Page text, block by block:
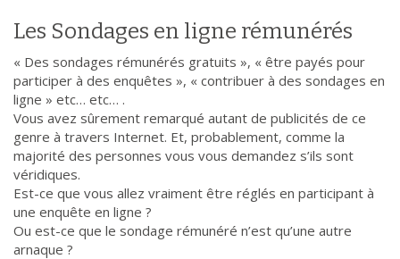
Les Sondages en ligne rémunérés
« Des sondages rémunérés gratuits », « être payés pour
participer à des enquêtes », « contribuer à des sondages en
ligne » etc… etc… .
Vous avez sûrement remarqué autant de publicités de ce
genre à travers Internet. Et, probablement, comme la
majorité des personnes vous vous demandez s’ils sont
véridiques.
Est-ce que vous allez vraiment être réglés en participant à
une enquête en ligne ?
Ou est-ce que le sondage rémunéré n’est qu’une autre
arnaque ?